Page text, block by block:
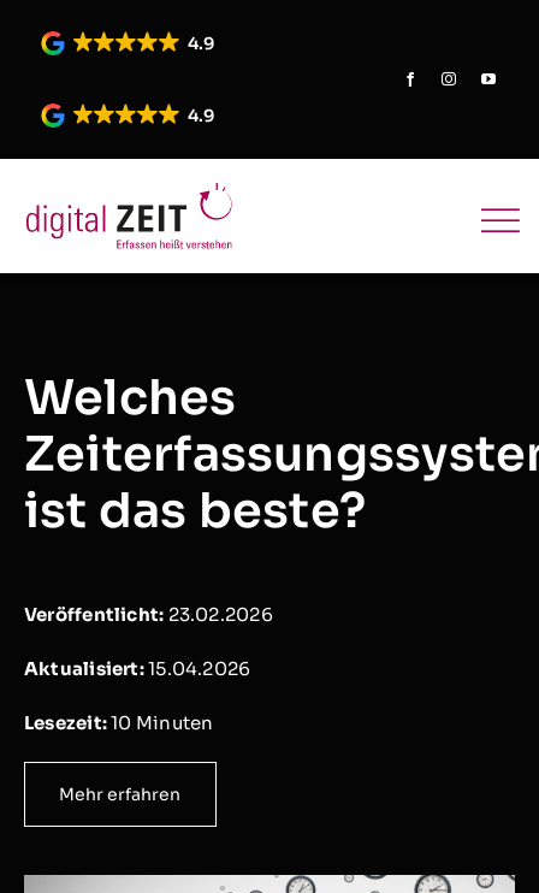
4.9
4.9
Welches
ist das beste?
Veröffentlicht: 23.02.2026
Aktualisiert:15.04.2026
Lesezeit:10 Minuten
Mehr erfahren